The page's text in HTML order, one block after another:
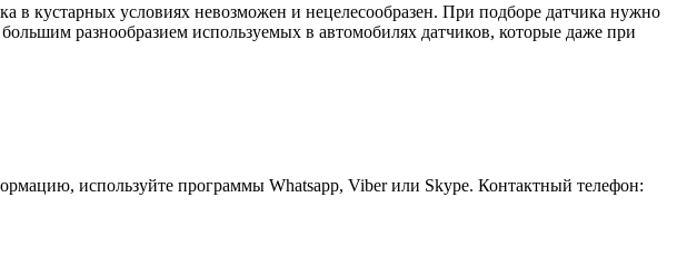
в кустарных условиях невозможен и нецелесообразен. При подборе датчика нужно
разнообразием используемых в автомобилях датчиков, которые даже при
используйте программы Whatsapp, Viber или Skype. Контактный телефон: